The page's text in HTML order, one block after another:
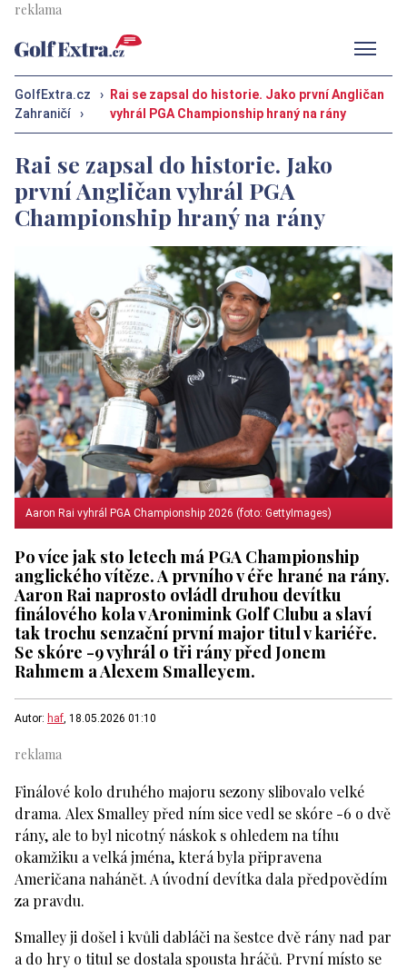
GolfExtra.cz
›
Zahraničí
›
Rai se zapsal do historie. Jako první Angličan
vyhrál PGA Championship hraný na rány
Rai se zapsal do historie. Jako
první Angličan vyhrál PGA
Championship hraný na rány
Aaron Rai vyhrál PGA Championship 2026 (foto: GettyImages)
Po více jak sto letech má PGA Championship
anglického vítěze. A prvního v éře hrané na rány.
Aaron Rai naprosto ovládl druhou devítku
finálového kola v Aronimink Golf Clubu a slaví
tak trochu senzační první major titul v kariéře.
Se skóre -9 vyhrál o tři rány před Jonem
Rahmem a Alexem Smalleyem.
Autor: haf, 18.05.2026 01:10
Finálové kolo druhého majoru sezony slibovalo velké
drama. Alex Smalley před ním sice vedl se skóre -6 o dvě
rány, ale to byl nicotný náskok s ohledem na tíhu
okamžiku a velká jména, která byla připravena
Američana nahánět. A úvodní devítka dala předpovědím
za pravdu.
Smalley ji došel i kvůli dabláči na šestce dvě rány nad par
a do hry o titul se dostala spousta hráčů. První místo se